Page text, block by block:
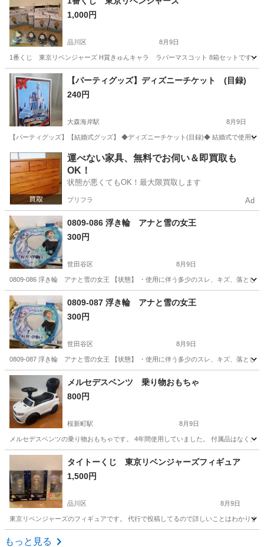
1,000円
品川区 8月9日
1番くじ 東京リベンジャーズ H賞きゅんキャラ ラバーマスコット 8箱セットです。
東京 品川区 その他 リベンジャーズ
【パーティグッズ】ディズニーチケット (目録)
240円
大森海岸駅 8月9日
【パーティグッズ】【結婚式グッズ】 ◆ディズニーチケット(目録)◆ 結婚式で使用
東京 大田区 大森海岸駅 パーティグッズ 結婚式
運べない家具、無料でお伺い＆即買取も
OK！
状態が悪くてもOK！最大限買取します
プリフラ Ad
0809-086 浮き輪 アナと雪の女王
300円
世田谷区 8月9日
0809-086 浮き輪 アナと雪の女王 【状態】 ・使用に伴う多少のスレ、キズ、落とし
東京 世田谷区 おもちゃ アナと雪の女王
0809-087 浮き輪 アナと雪の女王
300円
世田谷区 8月9日
0809-087 浮き輪 アナと雪の女王 【状態】 ・使用に伴う多少のスレ、キズ、落とし
東京 世田谷区 おもちゃ アナと雪の女王
メルセデスベンツ 乗り物おもちゃ
800円
桜新町駅 8月9日
メルセデスベンツの乗り物おもちゃです。 4年間使用していました。 付属品はなく
東京 世田谷区 桜新町駅 ミニカー
タイトーくじ 東京リベンジャーズフィギュア
1,500円
品川区 8月9日
東京リベンジャーズのフィギュアです。 代行で投稿してるので詳しいことはわかり
東京 品川区
もっと見る